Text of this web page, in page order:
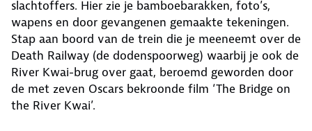
slachtoffers. Hier zie je bamboebarakken, foto’s,
wapens en door gevangenen gemaakte tekeningen.
Stap aan boord van de trein die je meeneemt over de
Death Railway (de dodenspoorweg) waarbij je ook de
River Kwai-brug over gaat, beroemd geworden door
de met zeven Oscars bekroonde film ‘The Bridge on
the River Kwai’.